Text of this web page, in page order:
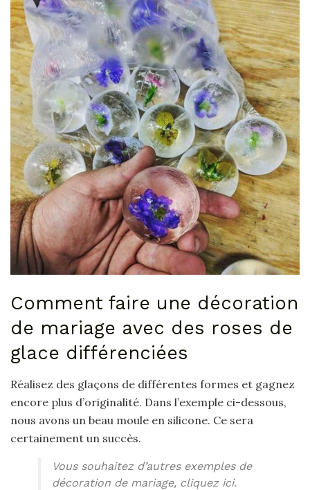
Comment faire une décoration
de mariage avec des roses de
glace différenciées
Réalisez des glaçons de différentes formes et gagnez
encore plus d’originalité. Dans l’exemple ci-dessous,
nous avons un beau moule en silicone. Ce sera
certainement un succès.
Vous souhaitez d’autres exemples de
décoration de mariage, cliquez ici.